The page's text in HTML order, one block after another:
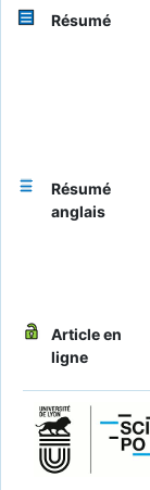
Résumé
Résumé
anglais
Article en
ligne